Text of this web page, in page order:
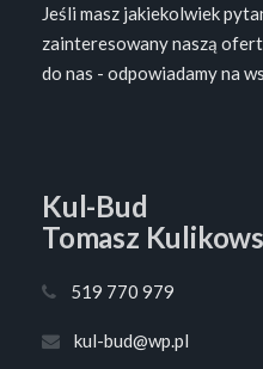
Jeśli masz jakiekolwiek
zainteresowany naszą
do nas - odpowiadamy na
Kul-Bud
Tomasz
519 770 979
kul-bud@wp.pl